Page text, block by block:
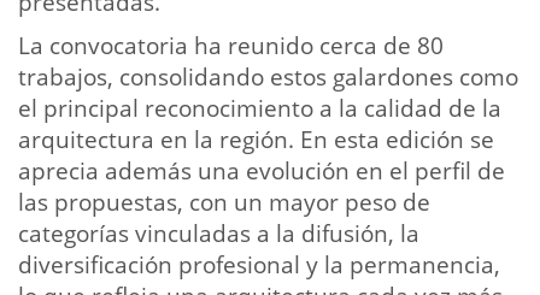
La convocatoria ha reunido cerca de 80
trabajos, consolidando estos galardones como
el principal reconocimiento a la calidad de la
arquitectura en la región. En esta edición se
aprecia además una evolución en el perfil de
las propuestas, con un mayor peso de
categorías vinculadas a la difusión, la
diversificación profesional y la permanencia,